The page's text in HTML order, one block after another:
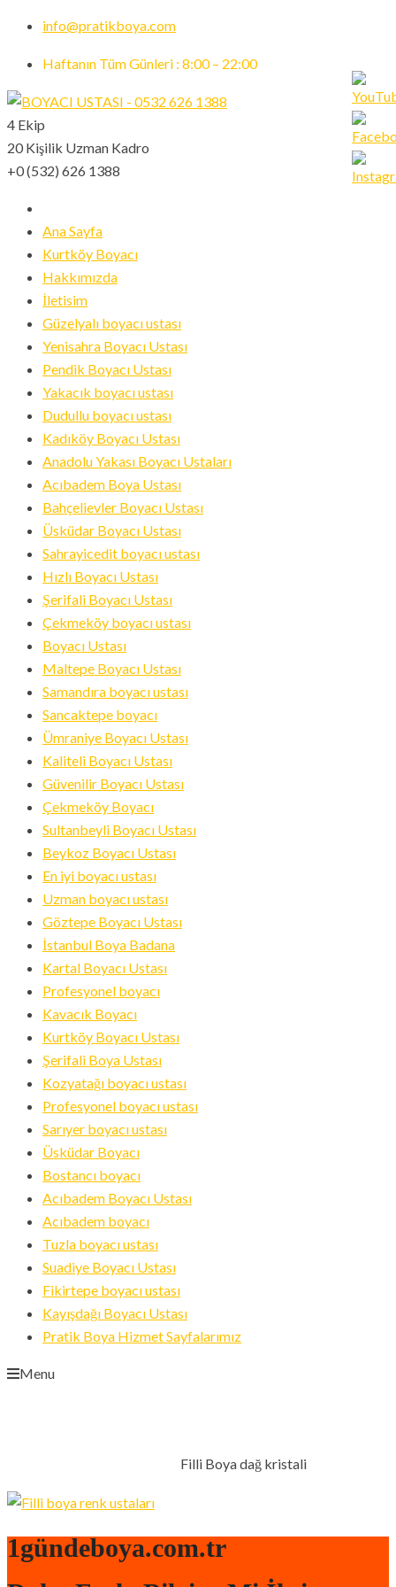
info@pratikboya.com
Haftanın Tüm Günleri : 8:00 – 22:00
4 Ekip
20 Kişilik Uzman Kadro
+0 (532) 626 1388
Ana Sayfa
Kurtköy Boyacı
Hakkımızda
İletisim
Güzelyalı boyacı ustası
Yenisahra Boyacı Ustası
Pendik Boyacı Ustası
Yakacık boyacı ustası
Dudullu boyacı ustası
Kadıköy Boyacı Ustası
Anadolu Yakası Boyacı Ustaları
Acıbadem Boya Ustası
Bahçelievler Boyacı Ustası
Üsküdar Boyacı Ustası
Sahrayicedit boyacı ustası
Hızlı Boyacı Ustası
Şerifali Boyacı Ustası
Çekmeköy boyacı ustası
Boyacı Ustası
Maltepe Boyacı Ustası
Samandıra boyacı ustası
Sancaktepe boyacı
Ümraniye Boyacı Ustası
Kaliteli Boyacı Ustası
Güvenilir Boyacı Ustası
Çekmeköy Boyacı
Sultanbeyli Boyacı Ustası
Beykoz Boyacı Ustası
En iyi boyacı ustası
Uzman boyacı ustası
Göztepe Boyacı Ustası
İstanbul Boya Badana
Kartal Boyacı Ustası
Profesyonel boyacı
Kavacık Boyacı
Kurtköy Boyacı Ustası
Şerifali Boya Ustası
Kozyatağı boyacı ustası
Profesyonel boyacı ustası
Sarıyer boyacı ustası
Üsküdar Boyacı
Bostancı boyacı
Acıbadem Boyacı Ustası
Acıbadem boyacı
Tuzla boyacı ustası
Suadiye Boyacı Ustası
Fikirtepe boyacı ustası
Kayışdağı Boyacı Ustası
Pratik Boya Hizmet Sayfalarımız
Menu
Filli Boya dağ kristali
1gündeboya.com.tr
Set